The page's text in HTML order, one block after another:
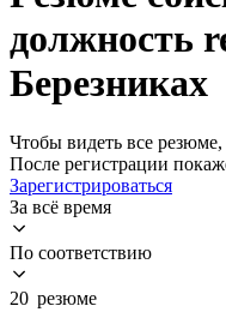
должность
Березниках
Чтобы видеть все резюме,
После регистрации
Зарегистрироваться
За всё время
По соответствию
20 резюме